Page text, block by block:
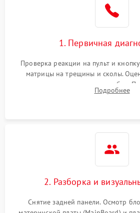
1. Первичная
Проверка реакции на пульт и
матрицы на трещины и сколы.
подсветки и индикаторов ошибок.
источников сигнала для выявления
Подробнее
2. Разборка и
Снятие задней панели. Осмотр